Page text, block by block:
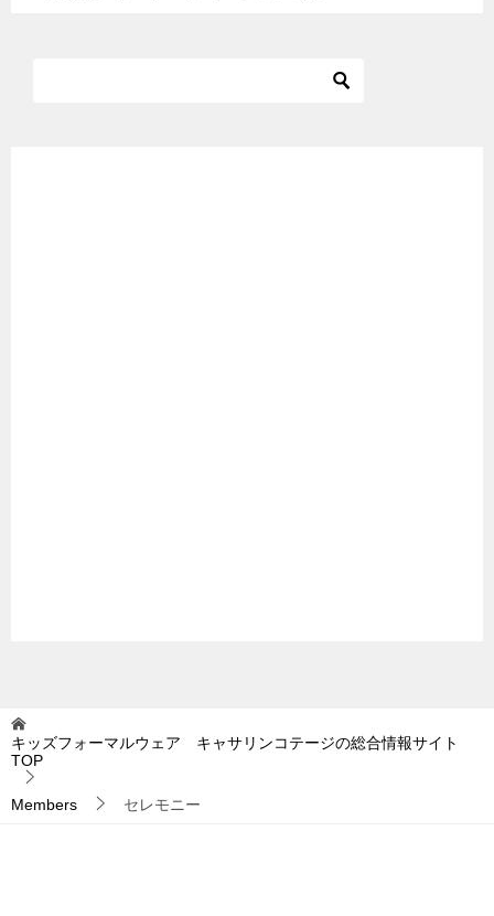
キッズフォーマルウェア キャサリンコテージの総合情報サイト
TOP
Members セレモニー